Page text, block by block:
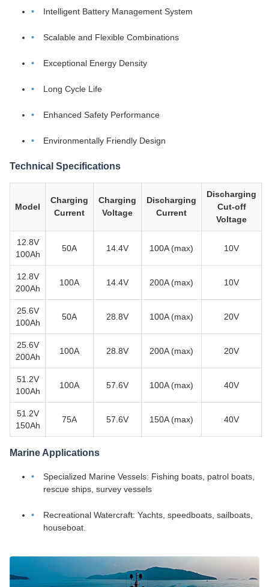
Intelligent Battery Management System
Scalable and Flexible Combinations
Exceptional Energy Density
Long Cycle Life
Enhanced Safety Performance
Environmentally Friendly Design
Technical Specifications
Model
Charging
Current
Charging
Voltage
Discharging
Current
Discharging
Cut-off
Voltage
12.8V
100Ah
50A 14.4V 100A (max) 10V
12.8V
200Ah
100A 14.4V 200A (max) 10V
25.6V
100Ah
50A 28.8V 100A (max) 20V
25.6V
200Ah
100A 28.8V 200A (max) 20V
51.2V
100Ah
100A 57.6V 100A (max) 40V
51.2V
150Ah
75A 57.6V 150A (max) 40V
Marine Applications
Specialized Marine Vessels: Fishing boats, patrol boats,
rescue ships, survey vessels
Recreational Watercraft: Yachts, speedboats, sailboats,
houseboat.